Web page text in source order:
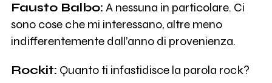
Fausto Balbo: A nessuna in particolare. Ci
sono cose che mi interessano, altre meno
indifferentemente dall’anno di provenienza.
Rockit: Quanto ti infastidisce la parola rock?